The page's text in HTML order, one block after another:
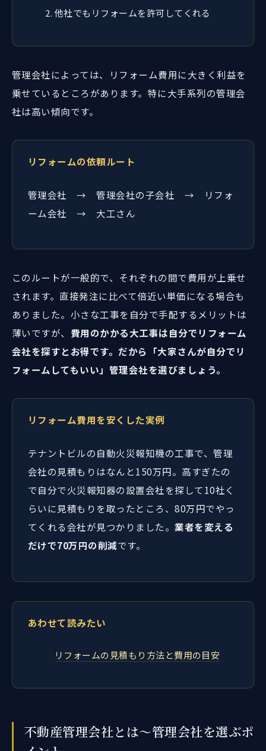
他社でもリフォームを許可してくれる
管理会社によっては、リフォーム費用に大きく利益を
乗せているところがあります。特に大手系列の管理会
社は高い傾向です。
リフォームの依頼ルート
管理会社 → 管理会社の子会社 → リフォ
ーム会社 → 大工さん
このルートが一般的で、それぞれの間で費用が上乗せ
されます。直接発注に比べて倍近い単価になる場合も
ありました。小さな工事を自分で手配するメリットは
薄いですが、 費用のかかる大工事は自分でリフォーム
会社を探すとお得です。だから「大家さんが自分でリ
フォームしてもいい」管理会社を選びましょう。
リフォーム費用を安くした実例
テナントビルの自動火災報知機の工事で、管理
会社の見積もりはなんと150万円。高すぎたの
で自分で火災報知器の設置会社を探して10社く
らいに見積もりを取ったところ、80万円でやっ
てくれる会社が見つかりました。業者を変える
だけで70万円の削減です。
あわせて読みたい
リフォームの見積もり方法と費用の目安
不動産管理会社とは～管理会社を選ぶポ